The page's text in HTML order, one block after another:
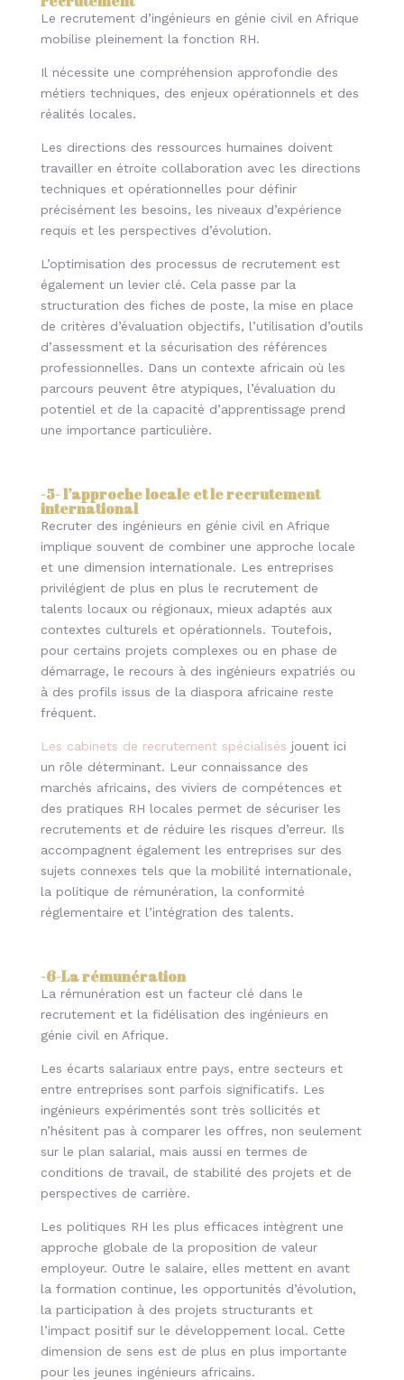
Le recrutement d’ingénieurs en génie civil en Afrique
mobilise pleinement la fonction RH.
Il nécessite une compréhension approfondie des
métiers techniques, des enjeux opérationnels et des
réalités locales.
Les directions des ressources humaines doivent
travailler en étroite collaboration avec les directions
techniques et opérationnelles pour définir
précisément les besoins, les niveaux d’expérience
requis et les perspectives d’évolution.
L’optimisation des processus de recrutement est
également un levier clé. Cela passe par la
structuration des fiches de poste, la mise en place
de critères d’évaluation objectifs, l’utilisation d’outils
d’assessment et la sécurisation des références
professionnelles. Dans un contexte africain où les
parcours peuvent être atypiques, l’évaluation du
potentiel et de la capacité d’apprentissage prend
une importance particulière.
-5-l’approche locale et le recrutement
international
Recruter des ingénieurs en génie civil en Afrique
implique souvent de combiner une approche locale
et une dimension internationale. Les entreprises
privilégient de plus en plus le recrutement de
talents locaux ou régionaux, mieux adaptés aux
contextes culturels et opérationnels. Toutefois,
pour certains projets complexes ou en phase de
démarrage, le recours à des ingénieurs expatriés ou
à des profils issus de la diaspora africaine reste
fréquent.
Les cabinets de recrutement spécialisés jouent ici
un rôle déterminant. Leur connaissance des
marchés africains, des viviers de compétences et
des pratiques RH locales permet de sécuriser les
recrutements et de réduire les risques d’erreur. Ils
accompagnent également les entreprises sur des
sujets connexes tels que la mobilité internationale,
la politique de rémunération, la conformité
réglementaire et l’intégration des talents.
-6-La rémunération
La rémunération est un facteur clé dans le
recrutement et la fidélisation des ingénieurs en
génie civil en Afrique.
Les écarts salariaux entre pays, entre secteurs et
entre entreprises sont parfois significatifs. Les
ingénieurs expérimentés sont très sollicités et
n’hésitent pas à comparer les offres, non seulement
sur le plan salarial, mais aussi en termes de
conditions de travail, de stabilité des projets et de
perspectives de carrière.
Les politiques RH les plus efficaces intègrent une
approche globale de la proposition de valeur
employeur. Outre le salaire, elles mettent en avant
la formation continue, les opportunités d’évolution,
la participation à des projets structurants et
l’impact positif sur le développement local. Cette
dimension de sens est de plus en plus importante
pour les jeunes ingénieurs africains.